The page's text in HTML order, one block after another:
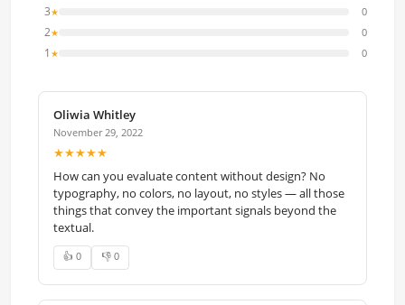
3★ 0
2★ 0
1 ★ 0
Oliwia Whitley
November 29, 2022
★★★★★
How can you evaluate content without design? No
typography, no colors, no layout, no styles — all those
things that convey the important signals beyond the
textual.
👍 0 👎 0